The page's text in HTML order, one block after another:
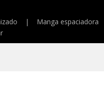
| Manga espaciadora